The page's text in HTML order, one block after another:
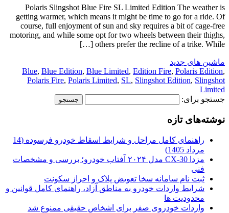
Polaris Slingshot Blue Fire SL Limited Edition The weather is
getting warmer, which means it might be time to go for a ride. Of
course, full enjoyment of sun and sky requires a bit of cage-free
motoring, and while some opt for two wheels between their thighs,
others prefer the recline of a trike. While […]
ماشین های جدید
Blue, Blue Edition, Blue Limited, Edition Fire, Polaris Edition,
Polaris Fire, Polaris Limited, SL, Slingshot Edition, Slingshot
Limited
جستجو برای:
نوشته‌های تازه
راهنمای کامل مراحل و شرایط اسقاط خودرو فرسوده (14
مرداد 1405)
مزدا CX-30 مدل ۲۰۲۴ آفتاب خودرو؛ بررسی و مشخصات
فنی
ثبت نام سامانه سخا تعویض پلاک و احراز سکونت
شرایط واردات خودرو به مناطق آزاد، راهنمای کامل قوانین و
محدودیت ها
واردات خودروی صفر برای اشخاص حقیقی ممنوع شد